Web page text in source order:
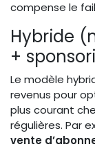
compense le
Hybride
+
Le modèle
revenus pour
plus courant
régulières. Par
vente